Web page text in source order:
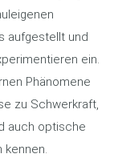
aufgestellt und
ein.
Phänomene
zu Schwerkraft,
auch optische
kennen.